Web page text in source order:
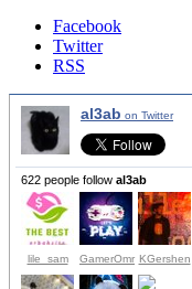
Facebook
Twitter
RSS
al3ab on Twitter
622 people follow al3ab
lile_sam GamerOmr KGershen